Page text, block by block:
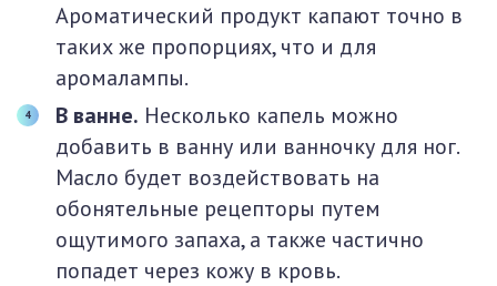
Ароматический продукт капают точно в
таких же пропорциях, что и для
аромалампы.
В ванне. Несколько капель можно
добавить в ванну или ванночку для ног.
Масло будет воздействовать на
обонятельные рецепторы путем
ощутимого запаха, а также частично
попадет через кожу в кровь.